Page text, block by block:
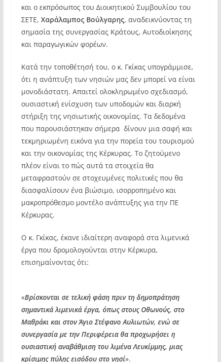
και ο εκπρόσωπος του Διοικητικού Συμβουλίου του
ΣΕΤΕ, Χαράλαμπος Βούλγαρης, αναδεικνύοντας τη
σημασία της συνεργασίας Κράτους, Αυτοδιοίκησης
και παραγωγικών φορέων.
Κατά την τοποθέτησή του, ο κ. Γκίκας υπογράμμισε,
ότι η ανάπτυξη των νησιών μας δεν μπορεί να είναι
μονοδιάστατη. Απαιτεί ολοκληρωμένο σχεδιασμό,
ουσιαστική ενίσχυση των υποδομών και διαρκή
στήριξη της νησιωτικής οικονομίας. Τα δεδομένα
που παρουσιάστηκαν σήμερα δίνουν μια σαφή και
τεκμηριωμένη εικόνα για την πορεία του τουρισμού
και την οικονομίας της Κέρκυρας. Το ζητούμενο
πλέον είναι το πώς αυτά τα στοιχεία θα
μεταφραστούν σε στοχευμένες πολιτικές που θα
διασφαλίσουν ένα βιώσιμο, ισορροπημένο και
μακροπρόθεσμο μοντέλο ανάπτυξης για την ΠΕ
Κέρκυρας.
Ο κ. Γκίκας, έκανε ιδιαίτερη αναφορά στα λιμενικά
έργα που δρομολογούνται στην Κέρκυρα,
επισημαίνοντας ότι:
«Βρίσκονται σε τελική φάση πριν τη δημοπράτηση
σημαντικά λιμενικά έργα, όπως στους Οθωνούς, στο
Μαθράκι και στον Άγιο Στέφανο Αυλιωτών, ενώ σε
συνεργασία με την Περιφέρεια θα προχωρήσει η
ουσιαστική αναβάθμιση του λιμένα Λευκίμμης, μιας
κρίσιμης πύλης εισόδου στο νησί».